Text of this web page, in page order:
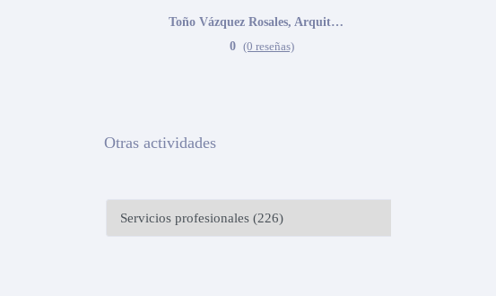
Toño Vázquez Rosales, Arquitecto
0 (0 reseñas)
Otras actividades